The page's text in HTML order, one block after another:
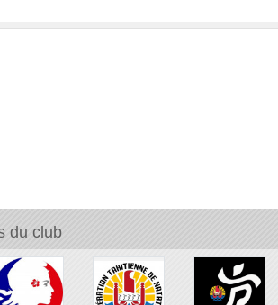
du club